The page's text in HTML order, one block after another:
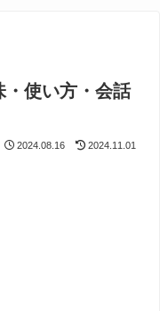
使い方・会話
2024.08.16 2024.11.01